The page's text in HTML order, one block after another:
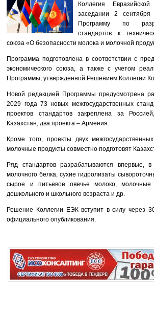
Коллегия
заседании 2
Программу по
стандартов к
союза «О безопасности молока и молочной
Программа подготовлена в соответствии с
экономического союза, а также с учетом
Программы, утвержденной Решением Коллегии
Новой редакцией Программы предусмотрена
2029 года 73 новых межгосударственных
проектов стандартов закреплена за
Казахстан, два проекта – Армения.
Кроме того, проекты двух
молочные продукты совместно подготовят
Ряд стандартов разрабатываются впервые,
молочного белка, сухие гидролизаты
сырое и питьевое овечье молоко,
дошкольного и школьного возраста и др.
Решение Коллегии ЕЭК вступит в силу через
официального опубликования.